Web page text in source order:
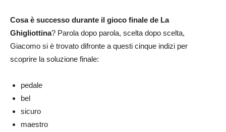
Cosa è successo durante il gioco finale de La
Ghigliottina? Parola dopo parola, scelta dopo scelta,
Giacomo si è trovato difronte a questi cinque indizi per
scoprire la soluzione finale:
pedale
bel
sicuro
maestro